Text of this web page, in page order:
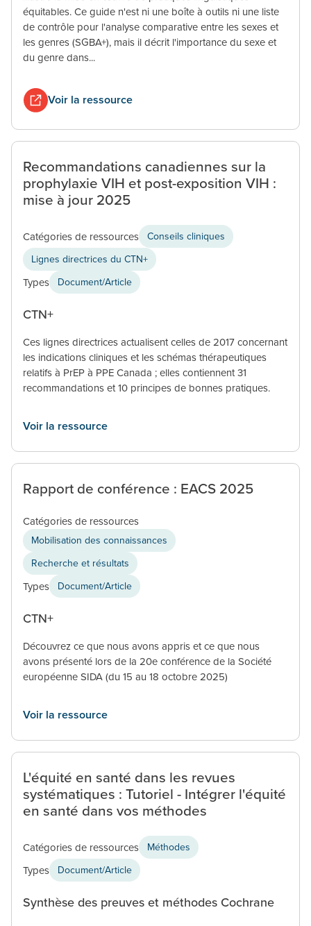
équitables. Ce guide n'est ni une boîte à outils ni une liste
de contrôle pour l'analyse comparative entre les sexes et
les genres (SGBA+), mais il décrit l'importance du sexe et
du genre dans...
Voir la ressource
Recommandations canadiennes sur la
prophylaxie VIH et post-exposition VIH :
mise à jour 2025
Catégories de ressources Conseils cliniques
Lignes directrices du CTN+
Types Document/Article
CTN+
Ces lignes directrices actualisent celles de 2017 concernant
les indications cliniques et les schémas thérapeutiques
relatifs à PrEP à PPE Canada ; elles contiennent 31
recommandations et 10 principes de bonnes pratiques.
Voir la ressource
Rapport de conférence : EACS 2025
Catégories de ressources
Mobilisation des connaissances
Recherche et résultats
Types Document/Article
CTN+
Découvrez ce que nous avons appris et ce que nous
avons présenté lors de la 20e conférence de la Société
européenne SIDA (du 15 au 18 octobre 2025)
Voir la ressource
L'équité en santé dans les revues
systématiques : Tutoriel - Intégrer l'équité
en santé dans vos méthodes
Catégories de ressources Méthodes
Types Document/Article
Synthèse des preuves et méthodes Cochrane